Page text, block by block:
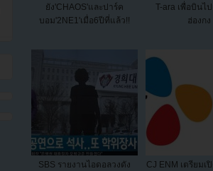
ยัง'CHAOS'และปาร์ค
บอม'2NE1'เมื่อ6ปีที่แล้ว!!
T-ara เพื่อบินไ
ฮ่องกง
SBS รายงานไอดอลวงดัง
CJ ENM เตรียมเ